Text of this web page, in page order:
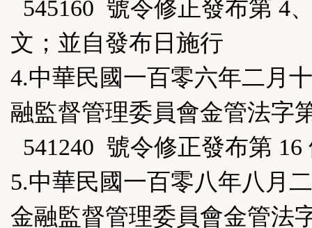
545160 號令修正發布第 4
文；並自發布日施行
4.中華民國一百零六年二月
融監督管理委員會金管法字
541240 號令修正發布第 16
5.中華民國一百零八年八月
金融監督管理委員會金管法